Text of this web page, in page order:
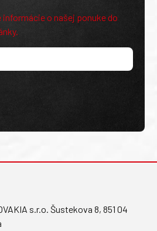
o našej ponuke do
s.r.o. Šustekova 8, 851 04